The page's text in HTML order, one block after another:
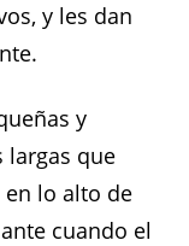
y les dan
y
largas que
en lo alto de
cuando el